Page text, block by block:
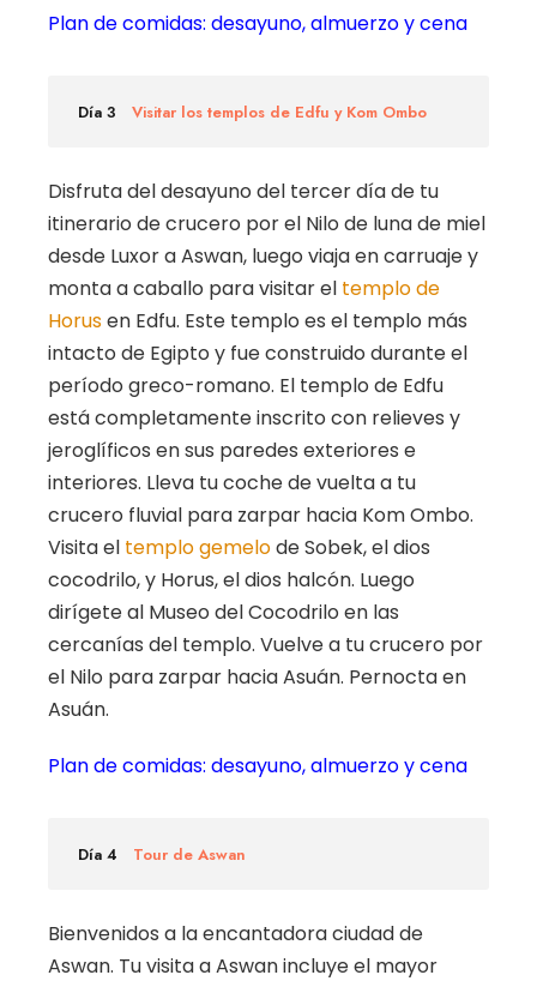
Plan de comidas: desayuno, almuerzo y cena
Día 3 Visitar los templos de Edfu y Kom Ombo
Disfruta del desayuno del tercer día de tu
itinerario de crucero por el Nilo de luna de miel
desde Luxor a Aswan, luego viaja en carruaje y
monta a caballo para visitar el templo de
Horusen Edfu. Este templo es el templo más
intacto de Egipto y fue construido durante el
período greco-romano. El templo de Edfu
está completamente inscrito con relieves y
jeroglíficos en sus paredes exteriores e
interiores. Lleva tu coche de vuelta a tu
crucero fluvial para zarpar hacia Kom Ombo.
Visita el templo gemelode Sobek, el dios
cocodrilo, y Horus, el dios halcón. Luego
dirígete al Museo del Cocodrilo en las
cercanías del templo. Vuelve a tu crucero por
el Nilo para zarpar hacia Asuán. Pernocta en
Asuán.
Plan de comidas: desayuno, almuerzo y cena
Día 4 Tour de Aswan
Bienvenidos a la encantadora ciudad de
Aswan. Tu visita a Aswan incluye el mayor